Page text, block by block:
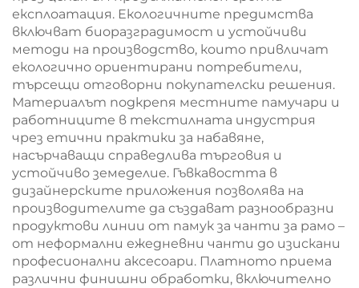
експлоатация. Екологичните предимства
включват биоразградимост и устойчиви
методи на производство, които привличат
екологично ориентирани потребители,
търсещи отговорни покупателски решения.
Материалът подкрепя местните памучари и
работниците в текстилната индустрия
чрез етични практики за набавяне,
насърчаващи справедлива търговия и
устойчиво земеделие. Гъвкавостта в
дизайнерските приложения позволява на
производителите да създават разнообразни
продуктови линии от памук за чанти за рамо –
от неформални ежедневни чанти до изискани
професионални аксесоари. Платното приема
различни финишни обработки, включително